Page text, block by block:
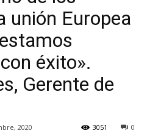
unión Europea
éxito».
Gerente de
2020 0
3051